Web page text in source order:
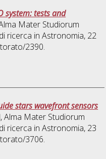
system: tests and
Mater Studiorum
ricerca inAstronomia, 22
2390.
stars wavefront sensors
Alma Mater Studiorum
ricerca inAstronomia, 23
3706.